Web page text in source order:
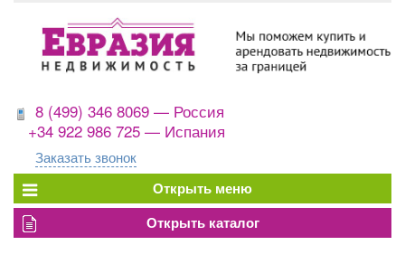
8 (499) 346 8069 — Россия
+34 922 986 725 — Испания
Заказать звонок